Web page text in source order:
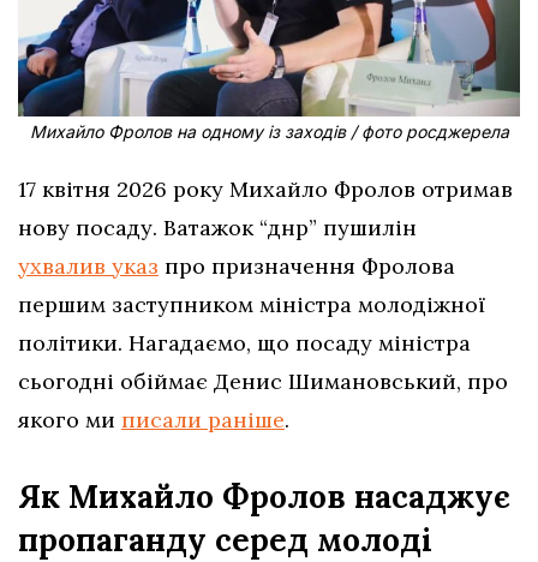
Михайло Фролов на одному із заходів / фото росджерела
17 квітня 2026 року Михайло Фролов отримав
нову посаду. Ватажок “днр” пушилін
ухвалив указ про призначення Фролова
першим заступником міністра молодіжної
політики. Нагадаємо, що посаду міністра
сьогодні обіймає Денис Шимановський, про
якого ми писали раніше.
Як Михайло Фролов насаджує
пропаганду серед молоді